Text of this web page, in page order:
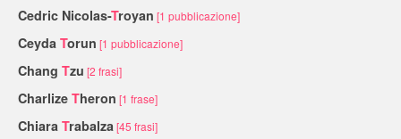
Cedric Nicolas-Troyan [1 pubblicazione]
Ceyda Torun [1 pubblicazione]
Chang Tzu [2 frasi]
Charlize Theron [1 frase]
Chiara Trabalza [45 frasi]